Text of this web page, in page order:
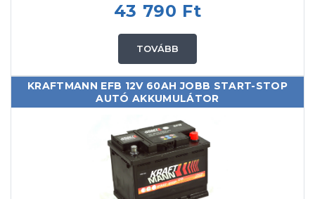
43 790 Ft
TOVÁBB
KRAFTMANN EFB 12V 60AH JOBB START-STOP
AUTÓ AKKUMULÁTOR